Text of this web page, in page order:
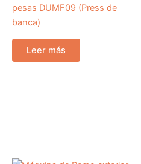
pesas DUMF09 (Press de
banca)
Leer más